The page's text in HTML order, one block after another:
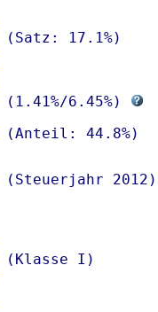
(Satz: 17.1%)
( 1.41%/6.45%)
(Steuerjahr 2012)
I)